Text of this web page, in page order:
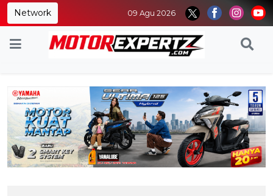
Network 09 Agu 2026